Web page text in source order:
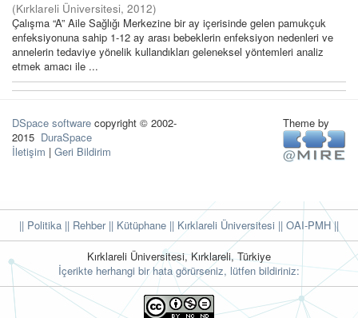
(Kırklareli Üniversitesi, 2012)
Çalışma “A” Aile Sağlığı Merkezine bir ay içerisinde gelen pamukçuk
enfeksiyonuna sahip 1-12 ay arası bebeklerin enfeksiyon nedenleri ve
annelerin tedaviye yönelik kullandıkları geleneksel yöntemleri analiz
etmek amacı ile ...
DSpace software copyright © 2002-
2015 DuraSpace
İletişim | Geri Bildirim
Theme by
|| Politika || Rehber|| Kütüphane || Kırklareli Üniversitesi || OAI-PMH ||
Kırklareli Üniversitesi, Kırklareli, Türkiye
İçerikte herhangi bir hata görürseniz, lütfen bildiriniz: